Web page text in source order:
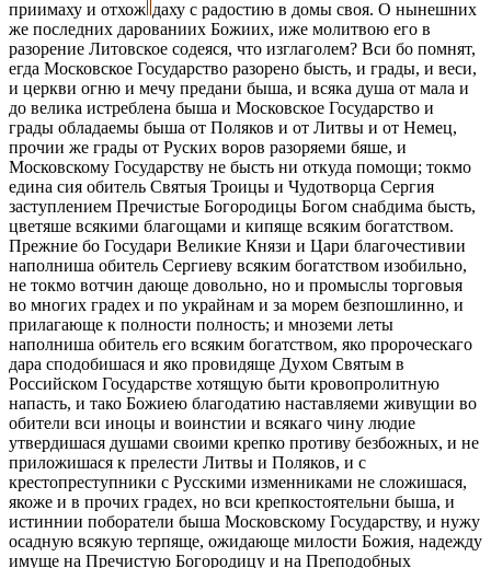
приимаху и отхож даху с радостию в домы своя. О нынешних
же последних дарованиих Божиих, иже молитвою его в
разорение Литовское содеяся, что изглаголем? Вси бо помнят,
егда Московское Государство разорено бысть, и грады, и веси,
и церкви огню и мечу предани быша, и всяка душа от мала и
до велика истреблена быша и Московское Государство и
грады обладаемы быша от Поляков и от Литвы и от Немец,
прочии же грады от Руских воров разоряеми бяше, и
Московскому Государству не бысть ни откуда помощи; токмо
едина сия обитель Святыя Троицы и Чудотворца Сергия
заступлением Пречистые Богородицы Богом снабдима бысть,
цветяше всякими благощами и кипяще всяким богатством.
Прежние бо Государи Великие Князи и Цари благочестивии
наполниша обитель Сергиеву всяким богатством изобильно,
не токмо вотчин дающе довольно, но и промыслы торговыя
во многих градех и по украйнам и за морем безпошлинно, и
прилагающе к полности полность; и мноземи леты
наполниша обитель его всяким богатством, яко пророческаго
дара сподобишася и яко провидяще Духом Святым в
Российском Государстве хотящую быти кровопролитную
напасть, и тако Божиею благодатию наставляеми живущии во
обители вси иноцы и воинстии и всякаго чину людие
утвердишася душами своими крепко противу безбожных, и не
приложишася к прелести Литвы и Поляков, и с
крестопреступники с Русскими изменниками не сложишася,
якоже и в прочих градех, но вси крепкостоятельни быша, и
истиннии поборатели быша Московскому Государству, и нужу
осадную всякую терпяще, ожидающе милости Божия, надежду
имуще на Пречистую Богородицу и на Преподобных